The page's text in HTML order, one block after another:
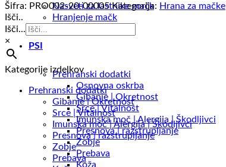
Nasveti za lastnike mačk
Hranjenje mačk
PSI
Prehranski dodatki
Osnovna oskrba
Gibanje | Okretnost
Srce | Vitalnost
Imunska moč | Alergija | Škodljivci
Presnova | razstrupljanje
Zobje
Prebava
Koža
Šifra: PRO002-20-00005 Kategorija: Hrana za mačke
Išči..
Išči...
×
Kategorije izdelkov
Prehranski dodatki
Gibanje | Okretnost
Srce | Vitalnost
Imunska moč | Alergija | Škodljivci
Presnova | razstrupljanje
Zobje
Prebava